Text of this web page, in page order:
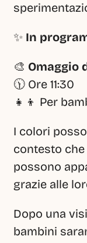
✨ In
🎨 Omaggio
🕦 Ore 11:30
👧👦 Per
I colori
contesto che
possono
grazie alle
Dopo una
bambini